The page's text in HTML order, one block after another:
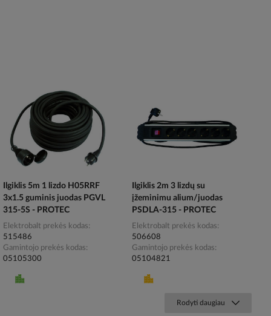
Ilgiklis 5m 1 lizdo H05RRF
3x1.5 guminis juodas PGVL
315-5S - PROTEC
Elektrobalt prekės kodas
515486
Gamintojo prekės kodas
05105300
Ilgiklis 2m 3 lizdų su
įžeminimu alium/juodas
PSDLA-315 - PROTEC
Elektrobalt prekės kodas
506608
Gamintojo prekės kodas
05104821
Rodyti daugiau